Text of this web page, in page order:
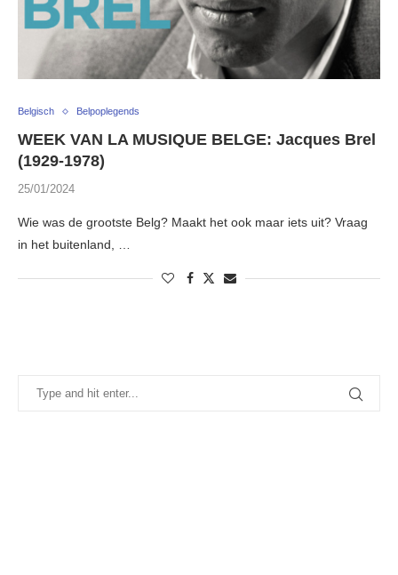
Belgisch Belpoplegends
WEEK VAN LA MUSIQUE BELGE: Jacques Brel
(1929-1978)
25/01/2024
Wie was de grootste Belg? Maakt het ook maar iets uit? Vraag
in het buitenland, …